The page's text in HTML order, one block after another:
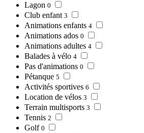
Lagon 0
Club enfant 3
Animations enfants 4
Animations ados 0
Animations adultes 4
Balades à vélo 4
Pas d'animations 0
Pétanque 5
Activités sportives 6
Location de vélos 3
Terrain multisports 3
Tennis 2
Golf 0